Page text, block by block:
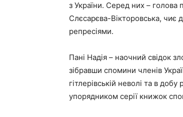
з України. Серед них – голова
Слєсарєва-Вікторовська, чиє
репресіями.
Пані Надія – наочний свідок
зібравши спомини членів
гітлерівській неволі та в
упорядником серії книжок